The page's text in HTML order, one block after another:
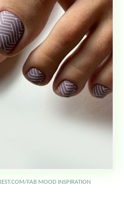
FAB MOOD INSPIRATION